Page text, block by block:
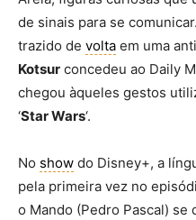
de sinais para se
trazido de volta em uma
Kotsur concedeu ao Daily
chegou àqueles gestos
‘Star Wars‘.
No show do Disney+, a
pela primeira vez no
o Mando (Pedro Pascal)